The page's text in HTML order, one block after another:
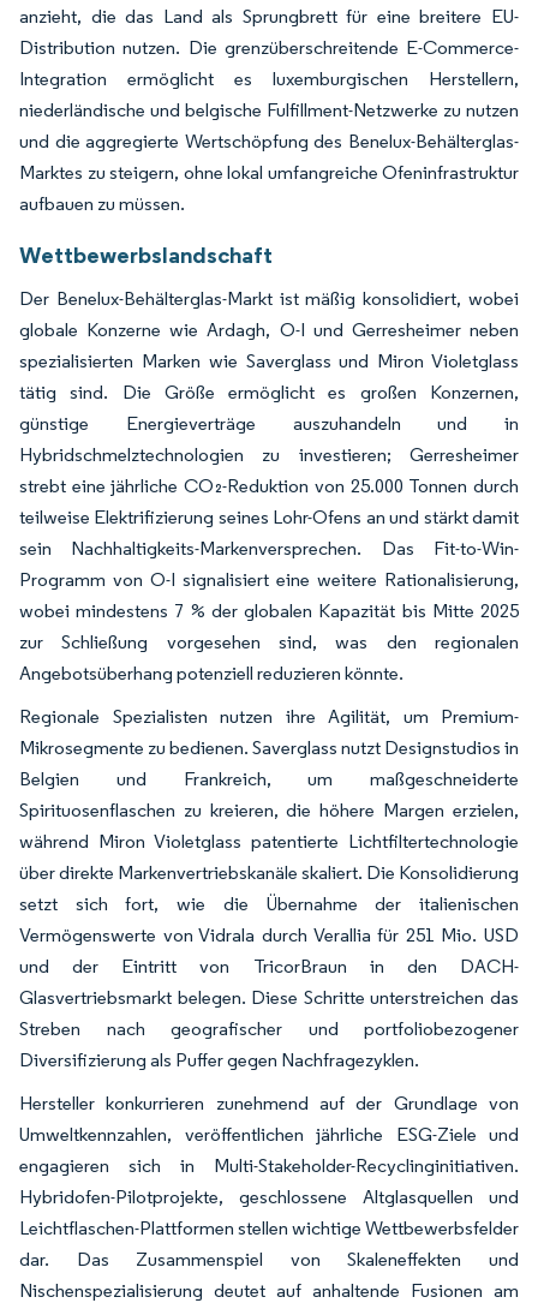
anzieht, die das Land als Sprungbrett für eine breitere EU-
Distribution nutzen. Die grenzüberschreitende E-Commerce-
Integration ermöglicht es luxemburgischen Herstellern,
niederländische und belgische Fulfillment-Netzwerke zu nutzen
und die aggregierte Wertschöpfung des Benelux-Behälterglas-
Marktes zu steigern, ohne lokal umfangreiche Ofeninfrastruktur
aufbauen zu müssen.
Wettbewerbslandschaft
Der Benelux-Behälterglas-Markt ist mäßig konsolidiert, wobei
globale Konzerne wie Ardagh, O-I und Gerresheimer neben
spezialisierten Marken wie Saverglass und Miron Violetglass
tätig sind. Die Größe ermöglicht es großen Konzernen,
günstige Energieverträge auszuhandeln und in
Hybridschmelztechnologien zu investieren; Gerresheimer
strebt eine jährliche CO₂-Reduktion von 25.000 Tonnen durch
teilweise Elektrifizierung seines Lohr-Ofens an und stärkt damit
sein Nachhaltigkeits-Markenversprechen. Das Fit-to-Win-
Programm von O-I signalisiert eine weitere Rationalisierung,
wobei mindestens 7 % der globalen Kapazität bis Mitte 2025
zur Schließung vorgesehen sind, was den regionalen
Angebotsüberhang potenziell reduzieren könnte.
Regionale Spezialisten nutzen ihre Agilität, um Premium-
Mikrosegmente zu bedienen. Saverglass nutzt Designstudios in
Belgien und Frankreich, um maßgeschneiderte
Spirituosenflaschen zu kreieren, die höhere Margen erzielen,
während Miron Violetglass patentierte Lichtfiltertechnologie
über direkte Markenvertriebskanäle skaliert. Die Konsolidierung
setzt sich fort, wie die Übernahme der italienischen
Vermögenswerte von Vidrala durch Verallia für 251 Mio. USD
und der Eintritt von TricorBraun in den DACH-
Glasvertriebsmarkt belegen. Diese Schritte unterstreichen das
Streben nach geografischer und portfoliobezogener
Diversifizierung als Puffer gegen Nachfragezyklen.
Hersteller konkurrieren zunehmend auf der Grundlage von
Umweltkennzahlen, veröffentlichen jährliche ESG-Ziele und
engagieren sich in Multi-Stakeholder-Recyclinginitiativen.
Hybridofen-Pilotprojekte, geschlossene Altglasquellen und
Leichtflaschen-Plattformen stellen wichtige Wettbewerbsfelder
dar. Das Zusammenspiel von Skaleneffekten und
Nischenspezialisierung deutet auf anhaltende Fusionen am